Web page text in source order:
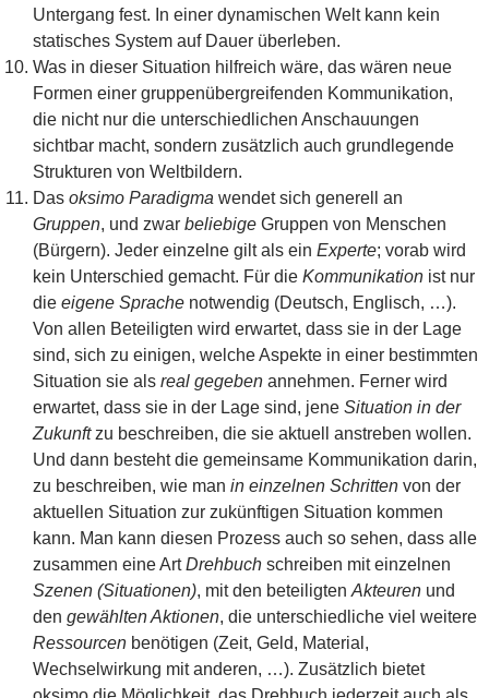
Untergang fest. In einer dynamischen Welt kann kein
statisches System auf Dauer überleben.
Was in dieser Situation hilfreich wäre, das wären neue
Formen einer gruppenübergreifenden Kommunikation,
die nicht nur die unterschiedlichen Anschauungen
sichtbar macht, sondern zusätzlich auch grundlegende
Strukturen von Weltbildern.
Das oksimo Paradigma wendet sich generell an
Gruppen, und zwar beliebige Gruppen von Menschen
(Bürgern). Jeder einzelne gilt als ein Experte; vorab wird
kein Unterschied gemacht. Für die Kommunikation ist nur
die eigene Sprache notwendig (Deutsch, Englisch, …).
Von allen Beteiligten wird erwartet, dass sie in der Lage
sind, sich zu einigen, welche Aspekte in einer bestimmten
Situation sie als real gegeben annehmen. Ferner wird
erwartet, dass sie in der Lage sind, jene Situation in der
Zukunftzu beschreiben, die sie aktuell anstreben wollen.
Und dann besteht die gemeinsame Kommunikation darin,
zu beschreiben, wie man in einzelnen Schritten von der
aktuellen Situation zur zukünftigen Situation kommen
kann. Man kann diesen Prozess auch so sehen, dass alle
zusammen eine ArtDrehbuch schreiben mit einzelnen
Szenen (Situationen), mit den beteiligten Akteuren und
den gewählten Aktionen, die unterschiedliche viel weitere
Ressourcen benötigen (Zeit, Geld, Material,
Wechselwirkung mit anderen, …). Zusätzlich bietet